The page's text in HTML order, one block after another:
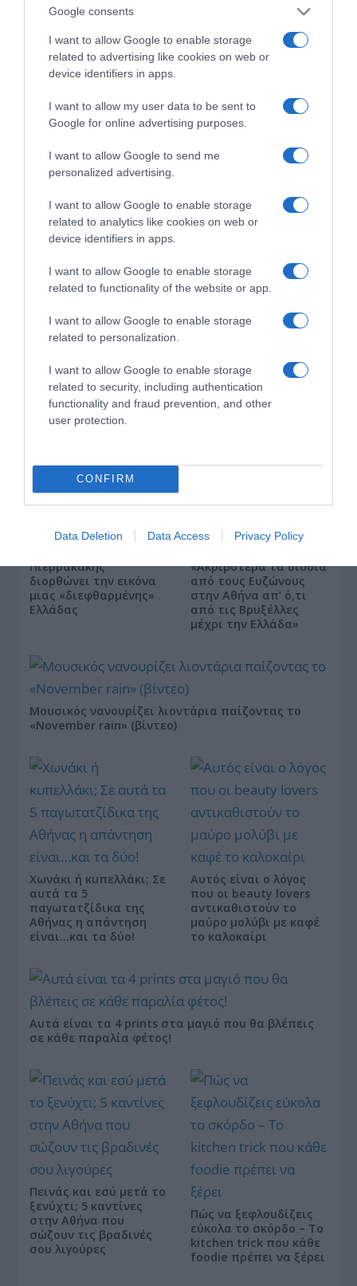
Google consents
I want to allow Google to enable storage
related to advertising like cookies on web or
device identifiers in apps.
I want to allow my user data to be sent to
Google for online advertising purposes.
I want to allow Google to send me
personalized advertising.
I want to allow Google to enable storage
related to analytics like cookies on web or
device identifiers in apps.
I want to allow Google to enable storage
related to functionality of the website or app.
I want to allow Google to enable storage
related to personalization.
I want to allow Google to enable storage
related to security, including authentication
functionality and fraud prevention, and other
user protection.
CONFIRM
Data Deletion Data Access Privacy Policy
προτάσεις, χωρίς να εμπαίζει τους πολίτες,
εργάζεται καθημερινά για να συγκροτήσει ένα
μεγάλο πολιτικό και κοινωνικό κίνημα, που θα
ρίξει την κυβέρνηση Μητσοτάκη.
ΙΟΣ ΔΥΤΙΚΟΥ ΝΕΙΛΟΥ: ΣΥΝΑΓΕΡΜΟΣ ΑΠΟ
ΤΟΝ ΙΣΑ ΓΙΑ ΤΗΝ ΑΤΤΙΚΗ
ΙΟΣ ΔΥΤΙΚΟΥ ΝΕΙΛΟΥ: ΣΥΝΑΓΕΡΜΟΣ ΑΠΟ
ΤΟΝ ΙΣΑ ΓΙΑ ΤΗΝ ΑΤΤΙΚΗ
ΙΟΣ ΔΥΤΙΚΟΥ ΝΕΙΛΟΥ: ΣΥΝΑΓΕΡΜΟΣ ΑΠΟ
ΕΛΣΤΑΤ: Δείκτης τιμών καταναλωτή
ΕΛΣΤΑΤ: Δείκτης τιμών καταναλωτή
(Ιούλιος 2026)
Το… Δικαίωμα στη
Πιερρακάκης
διορθώνει την εικόνα
μιας «διεφθαρμένης»
Ελλάδας
Σάκης Αρναούτογλου
«Ακριβότερα τα διόδια
από τους Ευζώνους
στην Αθήνα απ’ ό,τι
από τις Βρυξέλλες
μέχρι την Ελλάδα»
Μουσικός νανουρίζει λιοντάρια παίζοντας το
«November rain» (βίντεο)
Χωνάκι ή κυπελλάκι; Σε
αυτά τα 5
παγωτατζίδικα της
Αθήνας η απάντηση
είναι…και τα δύο!
Αυτός είναι ο λόγος
που οι beauty lovers
αντικαθιστούν το
μαύρο μολύβι με καφέ
το καλοκαίρι
Αυτά είναι τα 4 prints στα μαγιό που θα βλέπεις
σε κάθε παραλία φέτος!
Πεινάς και εσύ μετά το
ξενύχτι; 5 καντίνες
στην Αθήνα που
σώζουν τις βραδινές
σου λιγούρες
Πώς να ξεφλουδίζεις
εύκολα το σκόρδο – Το
kitchen trick που κάθε
foodie πρέπει να ξέρει